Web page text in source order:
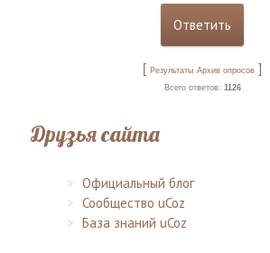
[ Результаты Архив опросов ]
Всего ответов: 1126
Друзья сайта
Официальный блог
Сообщество uCoz
База знаний uCoz